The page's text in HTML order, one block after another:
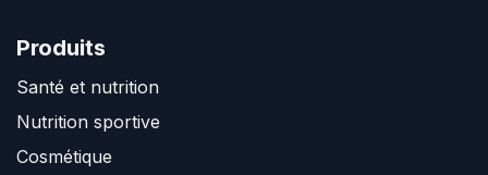
Produits
Santé et nutrition
Nutrition sportive
Cosmétique